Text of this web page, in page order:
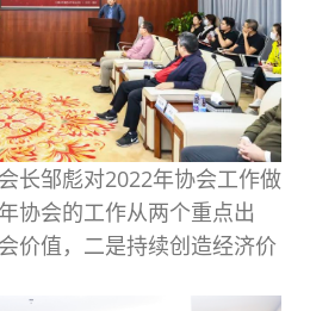
长邹彪对2022年协会工作做
协会的工作从两个重点出
价值，二是持续创造经济价